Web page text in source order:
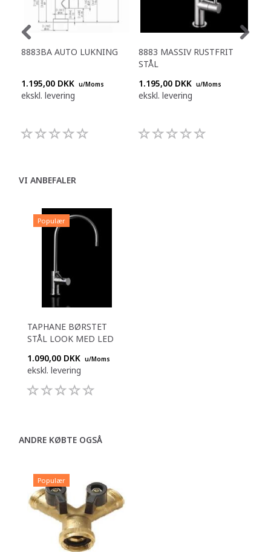
8883BA AUTO LUKNING
1.195,00 DKK u/Moms
ekskl. levering
8883 MASSIV RUSTFRIT
STÅL
1.195,00 DKK u/Moms
ekskl. levering
VI ANBEFALER
Populær
TAPHANE BØRSTET
STÅL LOOK MED LED
1.090,00 DKK u/Moms
ekskl. levering
ANDRE KØBTE OGSÅ
Populær